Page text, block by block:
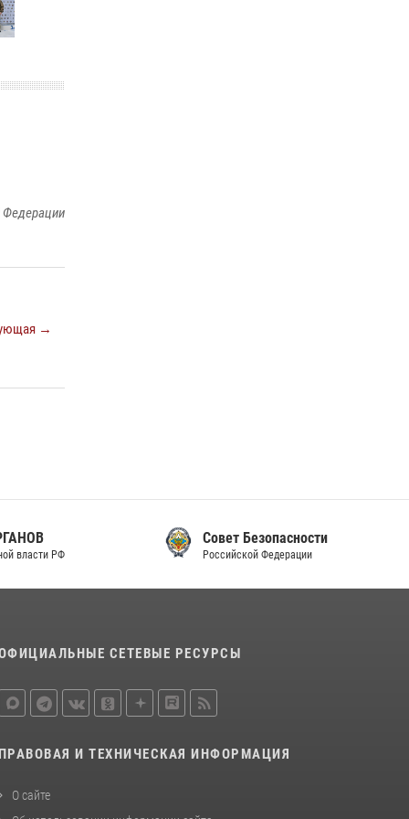
Федерации
→
Совет Безопасности
Российской Федерации
СЕТЕВЫЕ РЕСУРСЫ
ПРАВОВАЯ И ТЕХНИЧЕСКАЯ ИНФОРМАЦИЯ
О сайте